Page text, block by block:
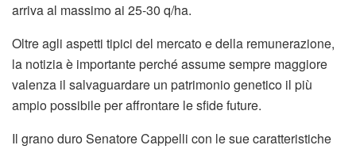
arriva al massimo ai 25-30 q/ha.
Oltre agli aspetti tipici del mercato e della remunerazione,
la notizia è importante perché assume sempre maggiore
valenza il salvaguardare un patrimonio genetico il più
ampio possibile per affrontare le sfide future.
Il grano duro Senatore Cappelli con le sue caratteristiche